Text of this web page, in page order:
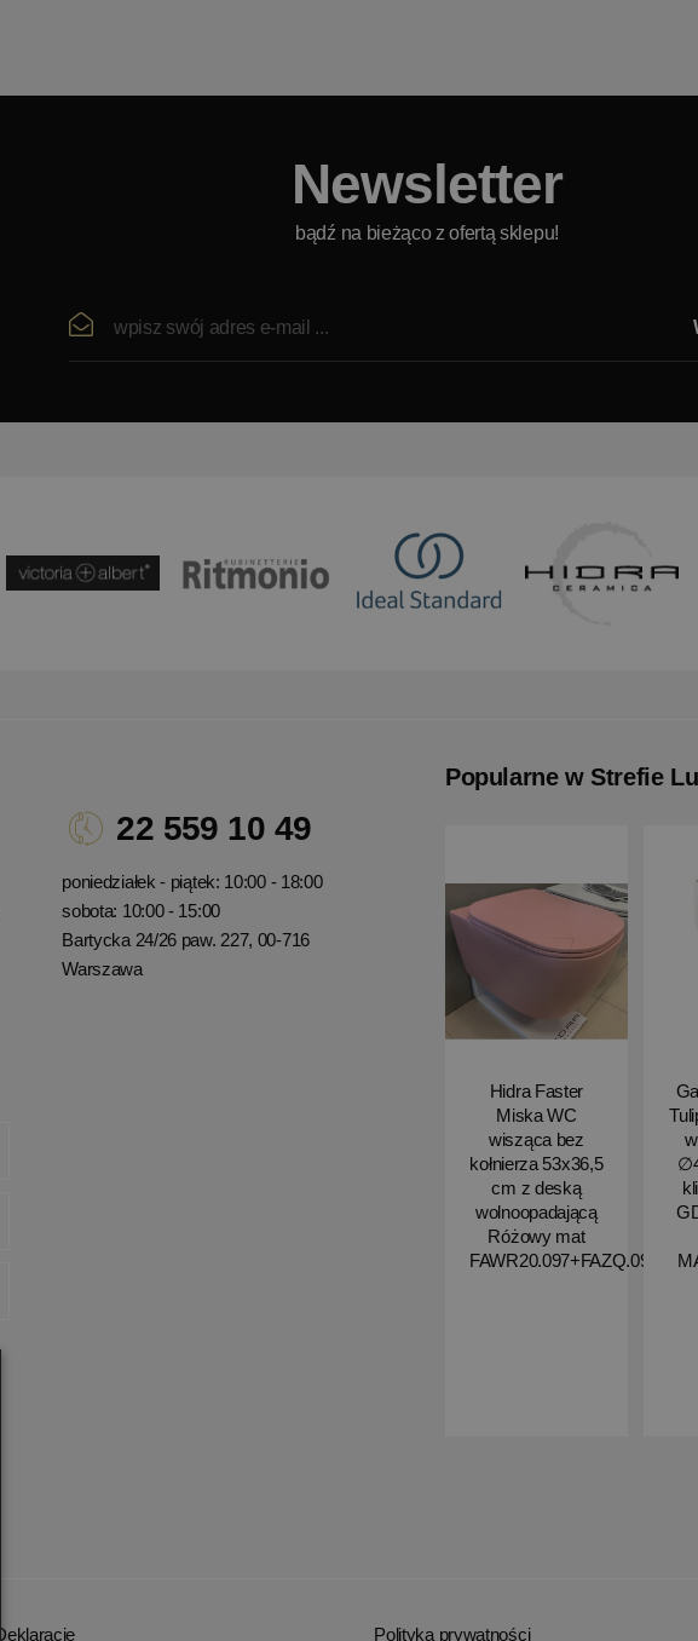
Newsletter
bądź na bieżąco z ofertą sklepu!
Popularne w Strefie
Hidra Faster
Miska WC
wisząca bez
kołnierza 53x36,5
cm z deską
wolnoopadającą
Różowy mat
FAWR20.097+FAZQ.097
22 559 10 49
poniedziałek - piątek: 10:00 - 18:00
sobota: 10:00 - 15:00
Bartycka 24/26 paw. 227, 00-716
Warszawa
Deklaracje Polityka prywatności